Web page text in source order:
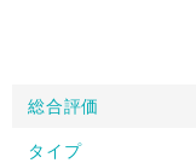
総合評価
タイプ